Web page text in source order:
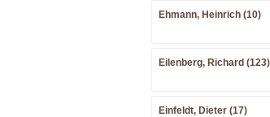
Ehmann, Heinrich (10)
Eilenberg, Richard (123)
Einfeldt, Dieter (17)